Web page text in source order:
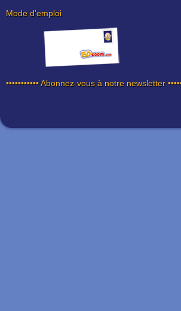
Mode d'emploi
••••••••••• Abonnez-vous à notre newsletter